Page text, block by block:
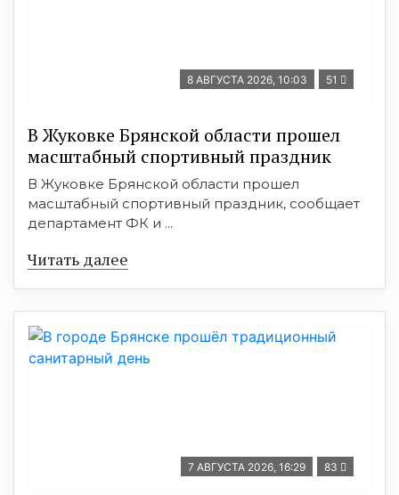
8 АВГУСТА 2026, 10:03 51
В Жуковке Брянской области прошел
масштабный спортивный праздник
В Жуковке Брянской области прошел
масштабный спортивный праздник, сообщает
департамент ФК и ...
Читать далее
7 АВГУСТА 2026, 16:29 83